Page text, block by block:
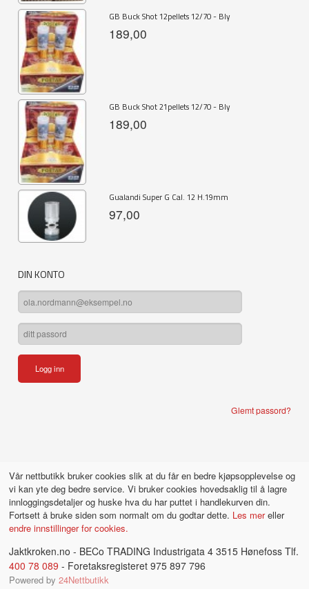
GB Buck Shot 12pellets 12/70 - Bly
189,00
GB Buck Shot 21pellets 12/70 - Bly
189,00
Gualandi Super G Cal. 12 H.19mm
97,00
DIN KONTO
Glemt passord?
Vår nettbutikk bruker cookies slik at du får en bedre kjøpsopplevelse og
vi kan yte deg bedre service. Vi bruker cookies hovedsaklig til å lagre
innloggingsdetaljer og huske hva du har puttet i handlekurven din.
Fortsett å bruke siden som normalt om du godtar dette. Les mereller
endre innstillinger for cookies.
Jaktkroken.no - BECo TRADING Industrigata 4 3515 Hønefoss Tlf.
400 78 089 - Foretaksregisteret 975 897 796
Powered by24Nettbutikk